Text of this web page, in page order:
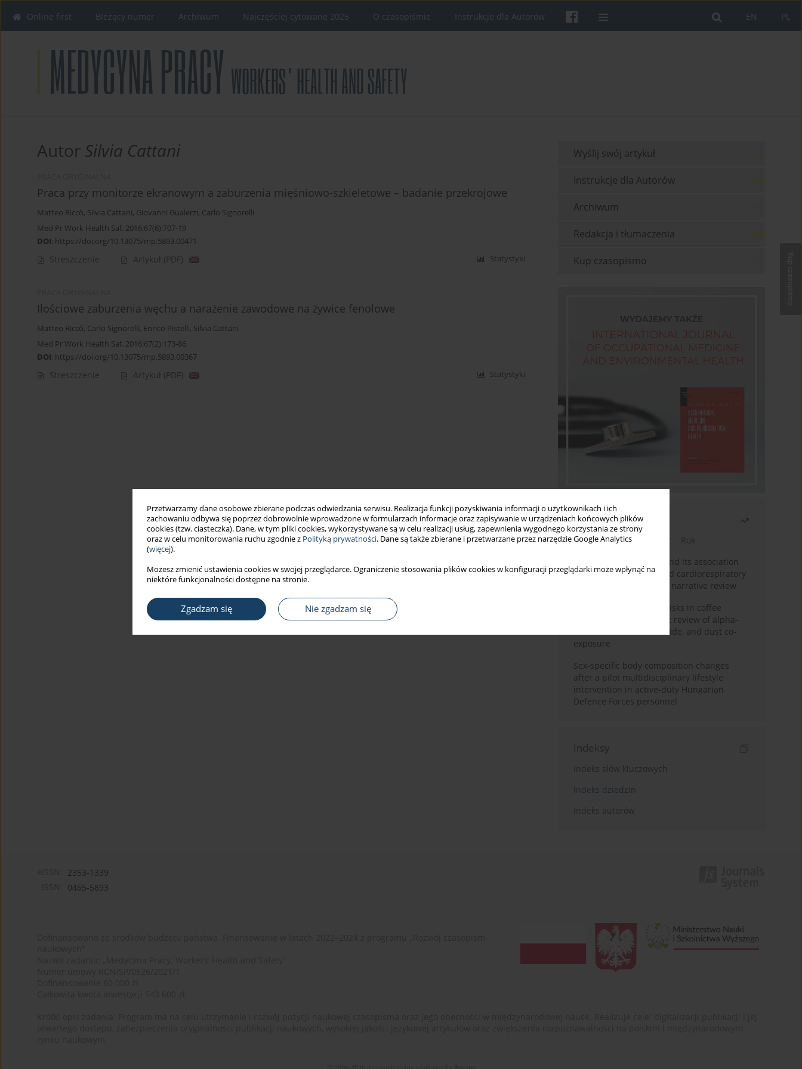
Przetwarzamy dane osobowe zbierane podczas odwiedzania serwisu. Realizacja funkcji pozyskiwania informacji o użytkownikach i ich
zachowaniu odbywa się poprzez dobrowolnie wprowadzone w formularzach informacje oraz zapisywanie w urządzeniach końcowych plików
cookies (tzw. ciasteczka). Dane, w tym pliki cookies, wykorzystywane są w celu realizacji usług, zapewnienia wygodnego korzystania ze strony
oraz w celu monitorowania ruchu zgodnie z Polityką prywatności. Dane są także zbierane i przetwarzane przez narzędzie Google Analytics
(więcej).
Możesz zmienić ustawienia cookies w swojej przeglądarce. Ograniczenie stosowania plików cookies w konfiguracji przeglądarki może wpłynąć na
niektóre funkcjonalności dostępne na stronie.
Zgadzam się Nie zgadzam się
PL
EN
Online first Bieżący numer Archiwum Najczęściej cytowane 2025 O czasopiśmie Instrukcje dla Autorów
Autor Silvia Cattani
Praca przy monitorze ekranowym a zaburzenia mięśniowo-szkieletowe – badanie przekrojowe
Matteo Riccò, Silvia Cattani, Giovanni Gualerzi, Carlo Signorelli
Med Pr Work Health Saf. 2016;67(6):707-19
DOI: https://doi.org/10.13075/mp.5893.00471
Streszczenie Artykuł (PDF) Statystyki
Ilościowe zaburzenia węchu a narażenie zawodowe na żywice fenolowe
Matteo Riccó, Carlo Signorelli, Enrico Pistelli, Silvia Cattani
Med Pr Work Health Saf. 2016;67(2):173-86
DOI: https://doi.org/10.13075/mp.5893.00367
Streszczenie Artykuł (PDF) Statystyki
Wyślij swój artykuł
Instrukcje dla Autorów
Archiwum
Redakcja i tłumaczenia
Kup czasopismo
Najczęściej czytane
Bieżący numer Miesiąc
Rok
Occupational burnout and its association
with physical activity and cardiorespiratory
fitness among nurses: a narrative review
Synergistic respiratory risks in coffee
processing: a systematic review of alpha-
diketone, carbon monoxide, and dust co-
exposure
Sex-specific body composition changes
after a pilot multidisciplinary lifestyle
intervention in active-duty Hungarian
Defence Forces personnel
Indeksy
Indeks słów kluczowych
Indeks dziedzin
Indeks autorów
2353-1339
0465-5893